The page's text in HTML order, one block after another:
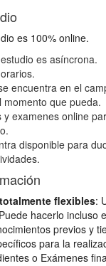
es 100% online.
es asíncrona.
encuentra en el
momento que pueda.
y examenes online
disponible para
flexibles:
hacerlo incluso
previos y
para la
o Exámenes